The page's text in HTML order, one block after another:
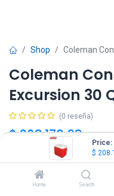
Price:
$
Home Search
Shop Coleman
Coleman
Excursion 30
(0 reseña)
$208.173,98 IVA